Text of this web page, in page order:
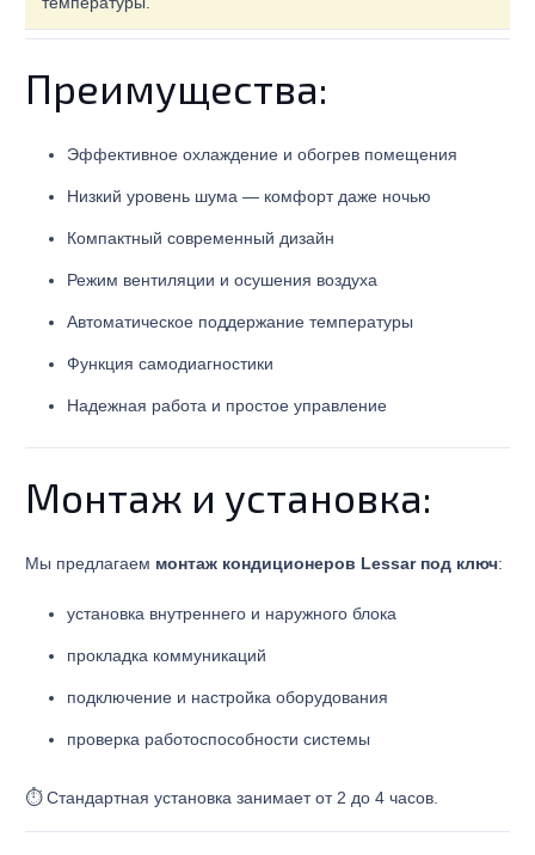
Преимущества:
Эффективное охлаждение и обогрев помещения
Низкий уровень шума — комфорт даже ночью
Компактный современный дизайн
Режим вентиляции и осушения воздуха
Автоматическое поддержание температуры
Функция самодиагностики
Надежная работа и простое управление
Монтаж и установка:
Мы предлагаем монтаж кондиционеров Lessar под ключ:
установка внутреннего и наружного блока
прокладка коммуникаций
подключение и настройка оборудования
проверка работоспособности системы
⏱ Стандартная установка занимает от 2 до 4 часов.